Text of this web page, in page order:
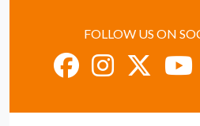
FOLLOW US ON